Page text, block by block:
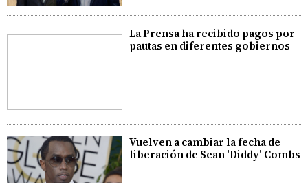
La Prensa ha recibido pagos por
pautas en diferentes gobiernos
Vuelven a cambiar la fecha de
liberación de Sean 'Diddy' Combs